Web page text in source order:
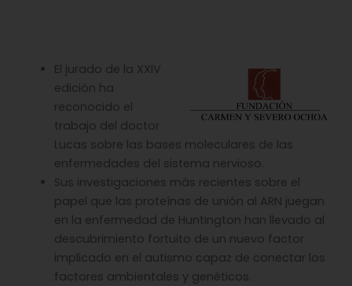
El jurado de la XXIV
edición ha
reconocido el
trabajo del doctor
Lucas sobre las bases moleculares de las
enfermedades del sistema nervioso.
Sus investigaciones más recientes sobre el
papel que las proteínas de unión al ARN juegan
en la enfermedad de Huntington han llevado al
descubrimiento fortuito de un nuevo factor
implicado en el autismo capaz de conectar los
factores ambientales y genéticos.